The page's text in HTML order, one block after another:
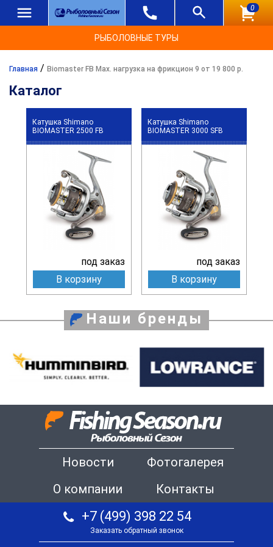
0
РЫБОЛОВНЫЕ ТУРЫ
Главная / Biomaster FB Max. нагрузка на фрикцион 9 от 19 800 р.
Каталог
Катушка Shimano
BIOMASTER 2500 FB
под заказ
В корзину
Катушка Shimano
BIOMASTER 3000 SFB
под заказ
В корзину
Наши бренды
Новости
Фотогалерея
О компании
Контакты
+7 (499) 398 22 54
Заказать обратный звонок